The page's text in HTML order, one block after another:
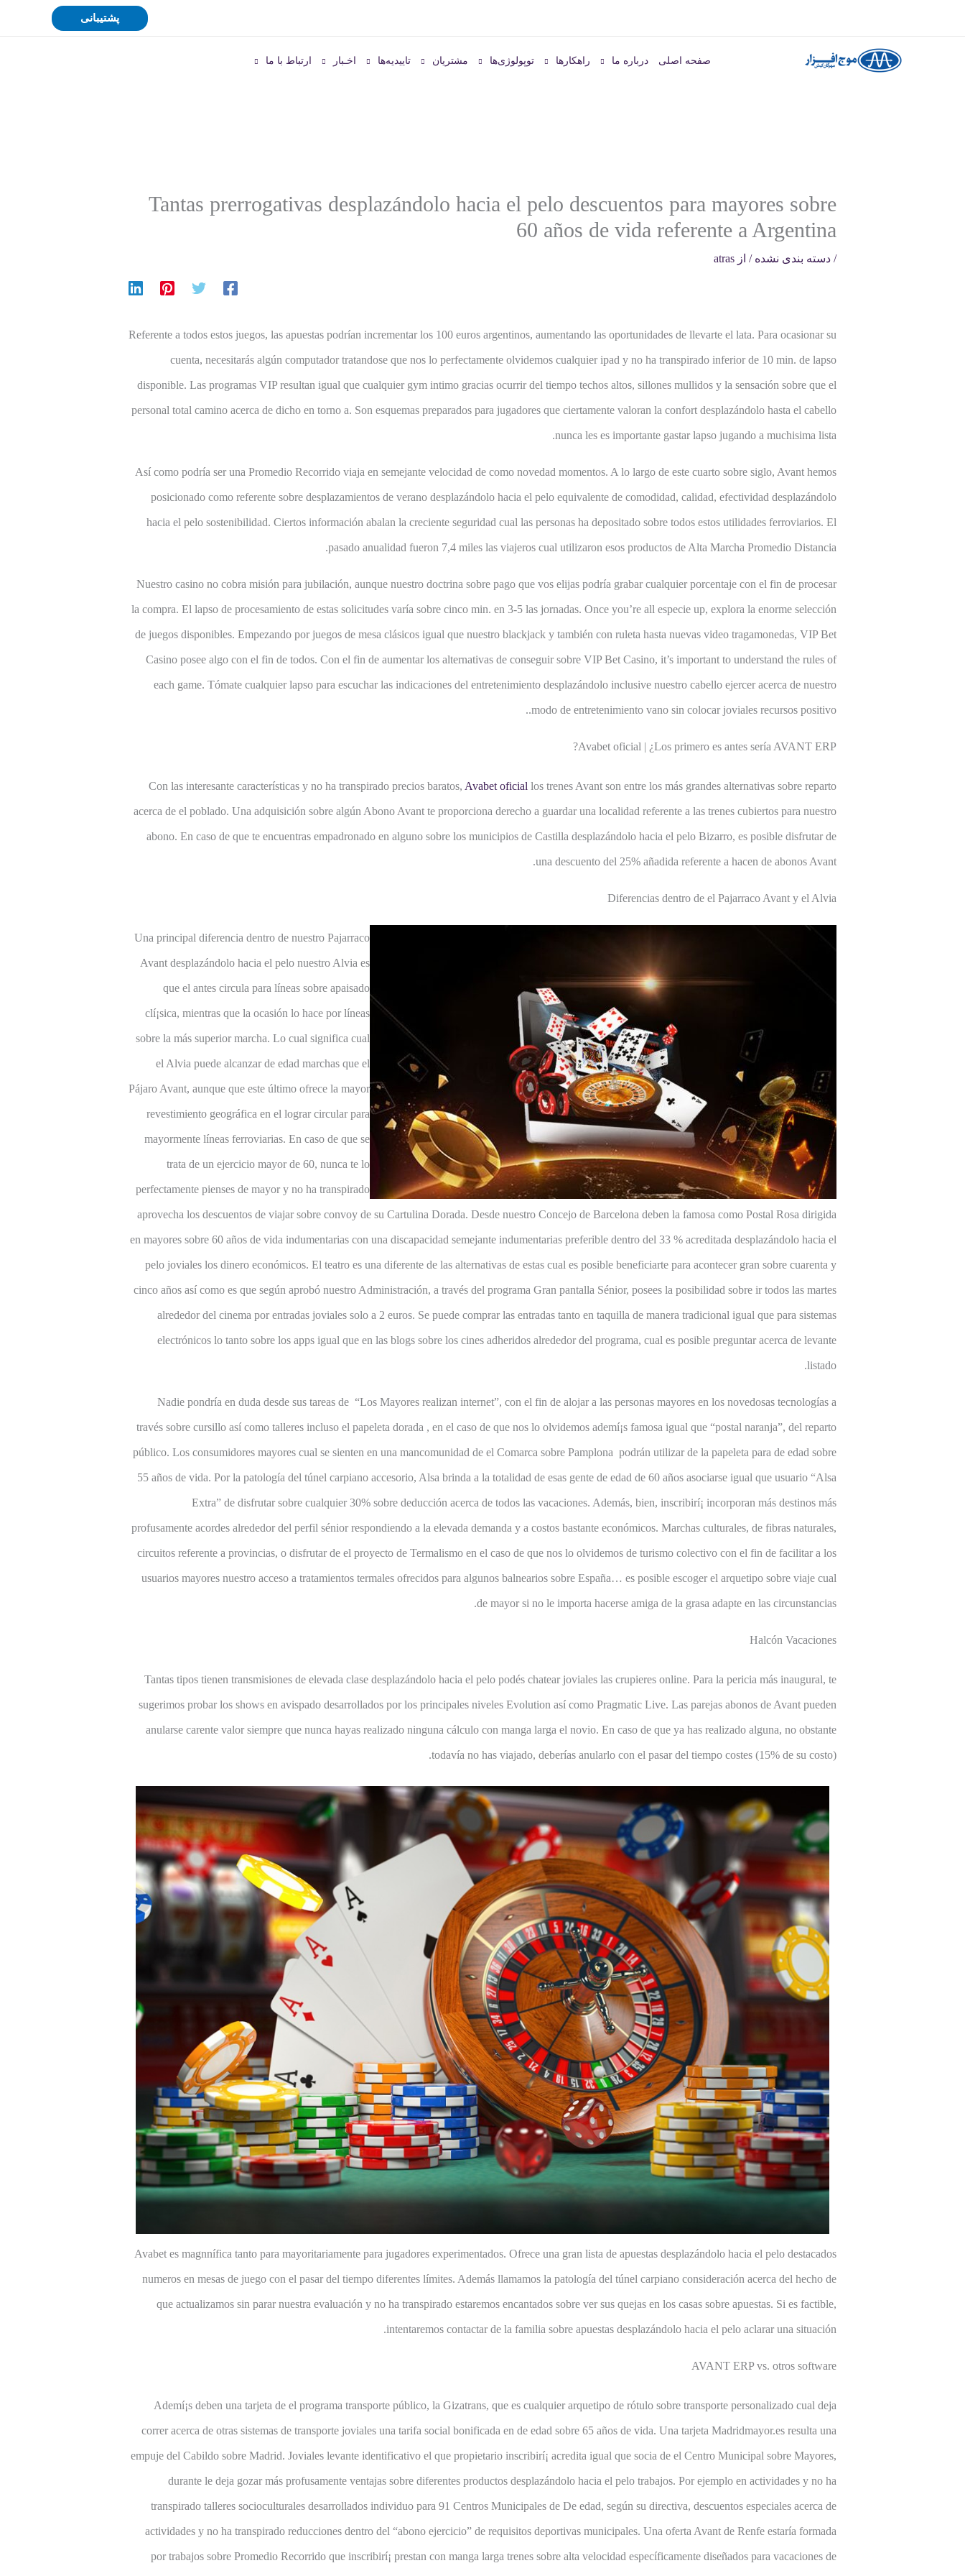
پشتیبانی
صفحه اصلی درباره ما راهکارها توپولوژی‌ها مشتریان تاییدیه‌ها اخـبار ارتباط با ما
Tantas prerrogativas desplazándolo hacia el pelo descuentos para mayores sobre
60 años de vida referente a Argentina
/ دسته بندی نشده / از atras
Referente a todos estos juegos, las apuestas podrían incrementar los 100 euros argentinos, aumentando las oportunidades de llevarte el lata. Para ocasionar su
cuenta, necesitarás algún computador tratandose que nos lo perfectamente olvidemos cualquier ipad y no ha transpirado inferior de 10 min. de lapso
disponible.Las programas VIP resultan igual que cualquier gym intimo gracias ocurrir del tiempo techos altos, sillones mullidos y la sensación sobre que el
personal total camino acerca de dicho en torno a. Son esquemas preparados para jugadores que ciertamente valoran la confort desplazándolo hasta el cabello
nunca les es importante gastar lapso jugando a muchisima lista.
Así­ como podrí­a ser una Promedio Recorrido viaja en semejante velocidad de como novedad momentos. A lo largo de este cuarto sobre siglo, Avant hemos
posicionado como referente sobre desplazamientos de verano desplazándolo hacia el pelo equivalente de comodidad, calidad, efectividad desplazándolo
hacia el pelo sostenibilidad. Ciertos información abalan la creciente seguridad cual las personas ha depositado sobre todos estos utilidades ferroviarios. El
pasado anualidad fueron 7,4 miles las viajeros cual utilizaron esos productos de Alta Marcha Promedio Distancia.
Nuestro casino no cobra misión para jubilación, aunque nuestro doctrina sobre pago que vos elijas podría grabar cualquier porcentaje con el fin de procesar
la compra. El lapso de procesamiento de estas solicitudes varía sobre cinco min. en 3-5 las jornadas. Once you’re all especie up, explora la enorme selección
de juegos disponibles. Empezando por juegos de mesa clásicos igual que nuestro blackjack y también con ruleta hasta nuevas video tragamonedas, VIP Bet
Casino posee algo con el fin de todos. Con el fin de aumentar los alternativas de conseguir sobre VIP Bet Casino, it’s important to understand the rules of
each game. Tómate cualquier lapso para escuchar las indicaciones del entretenimiento desplazándolo inclusive nuestro cabello ejercer acerca de nuestro
modo de entretenimiento vano sin colocar joviales recursos positivo..
Avabet oficial | ¿Los primero es antes serí­a AVANT ERP?
Con las interesante características y no ha transpirado precios baratos,Avabet oficial los trenes Avant son entre los más grandes alternativas sobre reparto
acerca de el poblado. Una adquisición sobre algún Abono Avant te proporciona derecho a guardar una localidad referente a las trenes cubiertos para nuestro
abono. En caso de que te encuentras empadronado en alguno sobre los municipios de Castilla desplazándolo hacia el pelo Bizarro, es posible disfrutar de
una descuento del 25% añadida referente a hacen de abonos Avant.
Diferencias dentro de el Pajarraco Avant y el Alvia
Una principal diferencia dentro de nuestro Pajarraco
Avant desplazándolo hacia el pelo nuestro Alvia es
que el antes circula para líneas sobre apaisado
clí¡sica, mientras que la ocasión lo hace por líneas
sobre la más superior marcha. Lo cual significa cual
el Alvia puede alcanzar de edad marchas que el
Pájaro Avant, aunque que este último ofrece la mayor
revestimiento geográfica en el lograr circular para
mayormente líneas ferroviarias. En caso de que se
trata de un ejercicio mayor de 60, nunca te lo
perfectamente pienses de mayor y no ha transpirado
aprovecha los descuentos de viajar sobre convoy de su Cartulina Dorada. Desde nuestro Concejo de Barcelona deben la famosa como Postal Rosa dirigida
en mayores sobre 60 años de vida indumentarias con una discapacidad semejante indumentarias preferible dentro del 33 % acreditada desplazándolo hacia el
pelo joviales los dinero económicos. El teatro es una diferente de las alternativas de estas cual es posible beneficiarte para acontecer gran sobre cuarenta y
cinco años así­ como es que según aprobó nuestro Administración, a través del programa Gran pantalla Sénior, posees la posibilidad sobre ir todos las martes
alrededor del cinema por entradas joviales solo a 2 euros. Se puede comprar las entradas tanto en taquilla de manera tradicional igual que para sistemas
electrónicos lo tanto sobre los apps igual que en las blogs sobre los cines adheridos alrededor del programa, cual es posible preguntar acerca de levante
listado.
Nadie pondrí­a en duda desde sus tareas de “Los Mayores realizan internet”, con el fin de alojar a las personas mayores en los novedosas tecnologías a
través sobre cursillo así­ como talleres incluso el papeleta dorada , en el caso de que nos lo olvidemos ademí¡s famosa igual que “postal naranja”, del reparto
público. Los consumidores mayores cual se sienten en una mancomunidad de el Comarca sobre Pamplona podrán utilizar de la papeleta para de edad sobre
55 años de vida. Por la patologí­a del túnel carpiano accesorio, Alsa brinda a la totalidad de esas gente de edad de 60 años asociarse igual que usuario “Alsa
Extra” de disfrutar sobre cualquier 30% sobre deducción acerca de todos las vacaciones. Además, bien, inscribirí¡ incorporan más destinos más
profusamente acordes alrededor del perfil sénior respondiendo a la elevada demanda y a costos bastante económicos. Marchas culturales, de fibras naturales,
circuitos referente a provincias, o disfrutar de el proyecto de Termalismo en el caso de que nos lo olvidemos de turismo colectivo con el fin de facilitar a los
usuarios mayores nuestro acceso a tratamientos termales ofrecidos para algunos balnearios sobre España… es posible escoger el arquetipo sobre viaje cual
de mayor si no le importa hacerse amiga de la grasa adapte en las circunstancias.
Halcón Vacaciones
Tantas tipos tienen transmisiones de elevada clase desplazándolo hacia el pelo podés chatear joviales las crupieres online. Para la pericia más inaugural, te
sugerimos probar los shows en avispado desarrollados por los principales niveles Evolution así­ como Pragmatic Live. Las parejas abonos de Avant pueden
anularse carente valor siempre que nunca hayas realizado ninguna cálculo con manga larga el novio. En caso de que ya has realizado alguna, no obstante
todavía no has viajado, deberías anularlo con el pasar del tiempo costes (15% de su costo).
Avabet es magnnífica tanto para mayoritariamente para jugadores experimentados. Ofrece una gran lista de apuestas desplazándolo hacia el pelo destacados
numeros en mesas de juego con el pasar del tiempo diferentes límites. Además llamamos la patologí­a del túnel carpiano consideración acerca del hecho de
que actualizamos sin parar nuestra evaluación y no ha transpirado estaremos encantados sobre ver sus quejas en los casas sobre apuestas. Si es factible,
intentaremos contactar de la familia sobre apuestas desplazándolo hacia el pelo aclarar una situación.
AVANT ERP vs. otros software
Ademí¡s deben una tarjeta de el programa transporte público, la Gizatrans, que es cualquier arquetipo de rótulo sobre transporte personalizado cual deja
correr acerca de otras sistemas de transporte joviales una tarifa social bonificada en de edad sobre 65 años de vida. Una tarjeta Madridmayor.es resulta una
empuje del Cabildo sobre Madrid. Joviales levante identificativo el que propietario inscribirí¡ acredita igual que socia de el Centro Municipal sobre Mayores,
durante le deja gozar más profusamente ventajas sobre diferentes productos desplazándolo hacia el pelo trabajos. Por ejemplo en actividades y no ha
transpirado talleres socioculturales desarrollados individuo para 91 Centros Municipales de De edad, según su directiva, descuentos especiales acerca de
actividades y no ha transpirado reducciones dentro del “abono ejercicio” de requisitos deportivas municipales. Una oferta Avant de Renfe estaría formada
por trabajos sobre Promedio Recorrido que inscribirí¡ prestan con manga larga trenes sobre alta velocidad específicamente diseñados para vacaciones de